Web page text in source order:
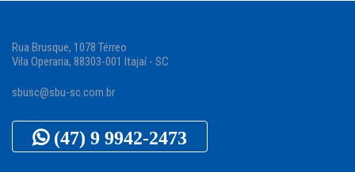
Rua Brusque, 1078 Térreo
Vila Operaria, 88303-001 Itajaí - SC
sbusc@sbu-sc.com.br
(47) 9 9942-2473